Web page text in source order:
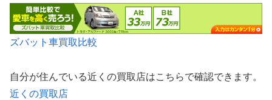
ズバット車買取比較
自分が住んでいる近くの買取店はこちらで確認できます。
近くの買取店